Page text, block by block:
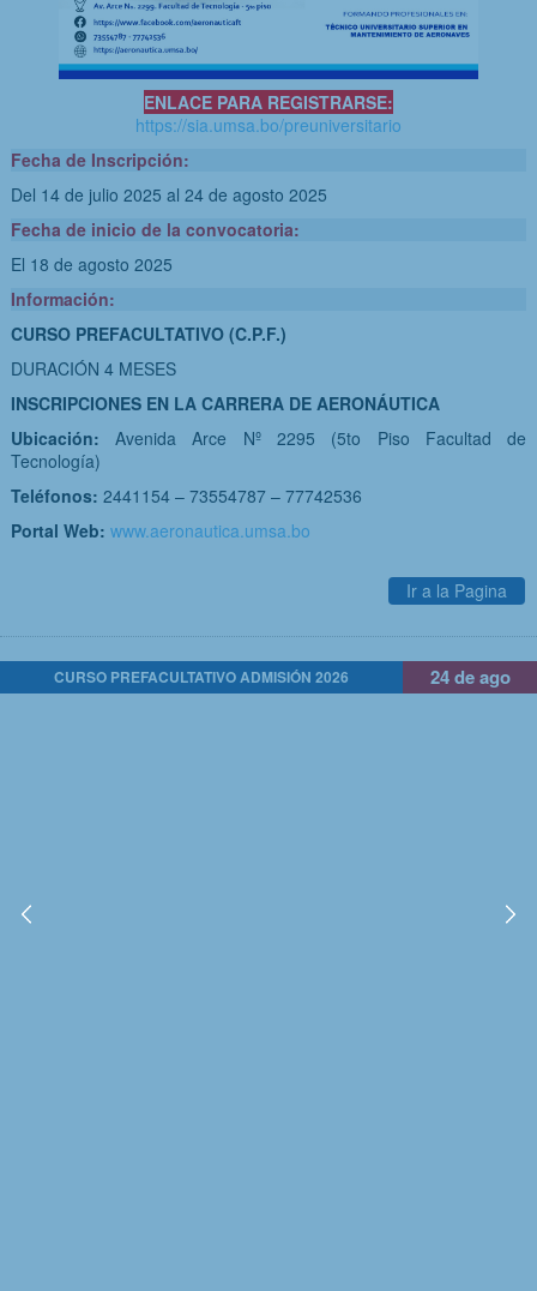
ENLACE PARA REGISTRARSE:
https://sia.umsa.bo/preuniversitario
Fecha de Inscripción:
Del 14 de julio 2025 al 24 de agosto 2025
Fecha de inicio de la convocatoria:
El 18 de agosto 2025
Información:
CURSO PREFACULTATIVO (C.P.F.)
DURACIÓN 4 MESES
INSCRIPCIONES EN LA CARRERA DE AERONÁUTICA
Ubicación: Avenida Arce Nº 2295 (5to Piso Facultad de
Tecnología)
Teléfonos: 2441154 – 73554787 – 77742536
Portal Web: www.aeronautica.umsa.bo
Ir a la Pagina
CURSO PREFACULTATIVO ADMISIÓN 2026 24 de ago